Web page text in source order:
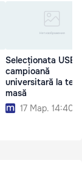
Selecționata
campioană
universitară la
masă
17 Мар. 14:40